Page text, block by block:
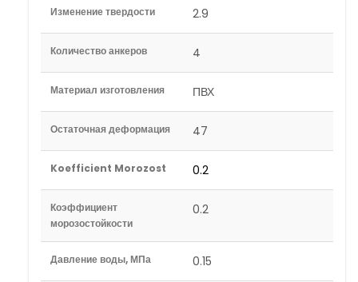
Изменение твердости 2.9
Количество анкеров 4
Материал изготовления ПВХ
Остаточная деформация 47
Koefficient Morozost 0.2
Коэффициент
морозостойкости
0.2
Давление воды, МПа 0.15